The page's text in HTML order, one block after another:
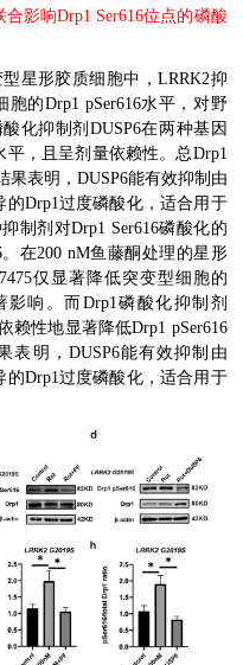
合影响Drp1 Ser616位点的磷酸
星形胶质细胞中，LRRK2抑
胞的Drp1 pSer616水平，对野
酸化抑制剂 DUSP6在两种基因
平，且呈剂量依赖性。总Drp1
果表明， DUSP6能有效抑制由
的Drp1过度磷酸化，适合用于
制剂对Drp1 Ser616磷酸化的
。在200 nM鱼藤酮处理的星形
仅显著降低突变型细胞的
影响。而Drp1 磷酸化抑制剂
赖性地显著降低Drp1 pSer616
表明， DUSP6能有效抑制由
的Drp1过度磷酸化，适合用于